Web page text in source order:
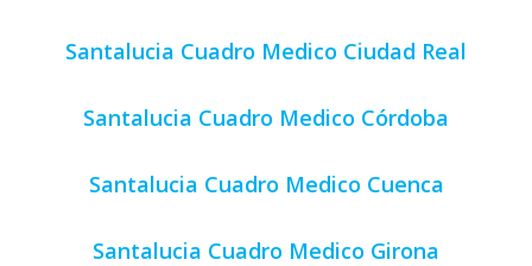
Santalucia Cuadro Medico Ciudad Real
Santalucia Cuadro Medico Córdoba
Santalucia Cuadro Medico Cuenca
Santalucia Cuadro Medico Girona